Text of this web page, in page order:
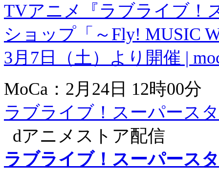
TVアニメ『ラブライブ！
ショップ「～Fly! MUSIC
3月7日（土）より開催 |
MoCa：2月24日 12時00分
ラブライブ！スーパース
dアニメストア配信
ラブライブ！スーパース